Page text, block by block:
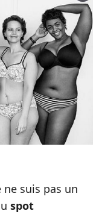
ne suis pas un
spot